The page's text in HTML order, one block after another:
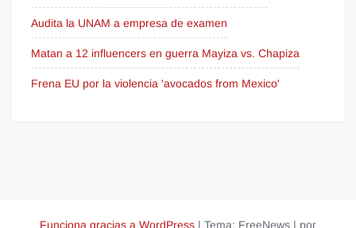
Audita la UNAM a empresa de examen
Matan a 12 influencers en guerra Mayiza vs. Chapiza
Frena EU por la violencia 'avocados from Mexico'
Funciona gracias a WordPress | Tema: FreeNews | por